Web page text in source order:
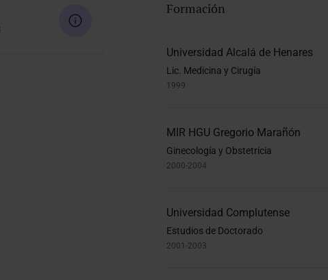
Formación
Universidad Alcalá de Henares
Lic. Medicina y Cirugía
1999
MIR HGU Gregorio Marañón
Ginecología y Obstetricia
2000-2004
Universidad Complutense
Estudios de Doctorado
2001-2003